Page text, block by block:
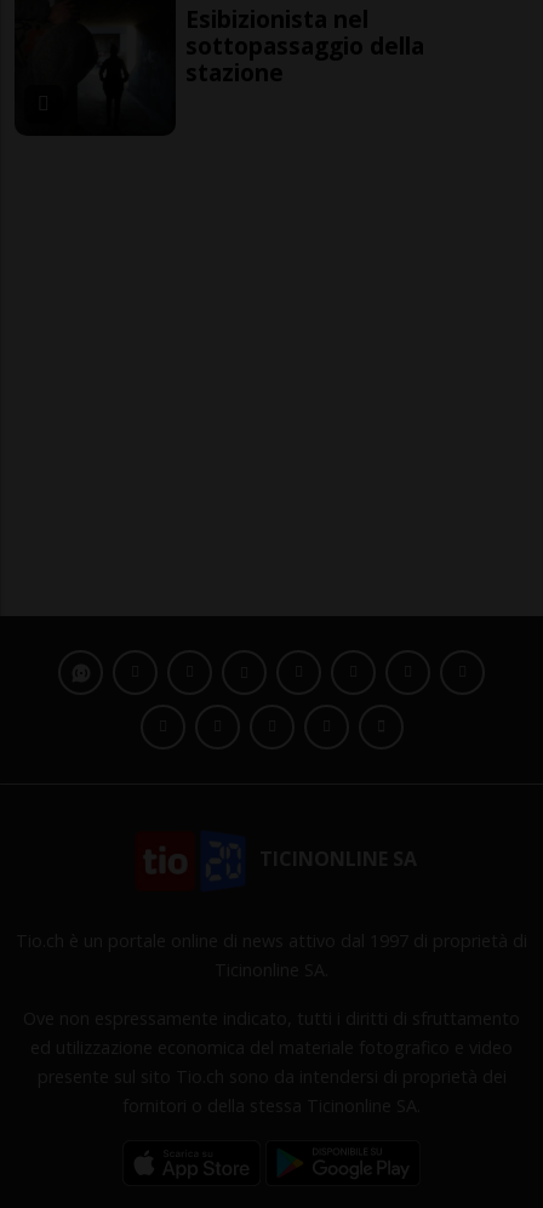
Esibizionista nel
sottopassaggio della
stazione